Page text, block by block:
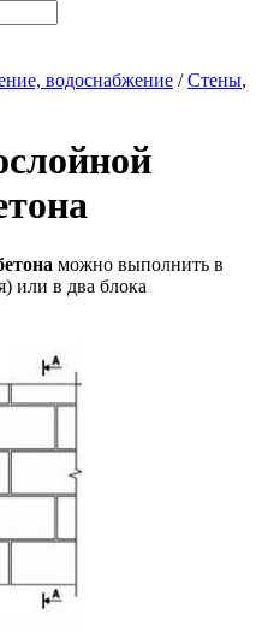
водоснабжение /Стены,
можно выполнить в
или в два блока